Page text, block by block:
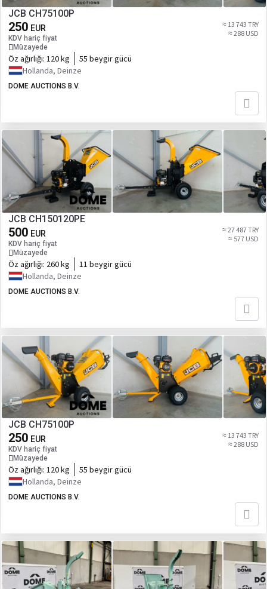
JCB CH75100P
250 EUR
KDV hariç fiyat
Müzayede
≈ 13 743 TRY
≈ 288 USD
Öz ağırlığı: 120 kg
55 beygir gücü
Hollanda, Deinze
DOME AUCTIONS B.V.
JCB CH150120PE
500 EUR
KDV hariç fiyat
Müzayede
≈ 27 487 TRY
≈ 577 USD
Öz ağırlığı: 260 kg
11 beygir gücü
Hollanda, Deinze
DOME AUCTIONS B.V.
JCB CH75100P
250 EUR
KDV hariç fiyat
Müzayede
≈ 13 743 TRY
≈ 288 USD
Öz ağırlığı: 120 kg
55 beygir gücü
Hollanda, Deinze
DOME AUCTIONS B.V.